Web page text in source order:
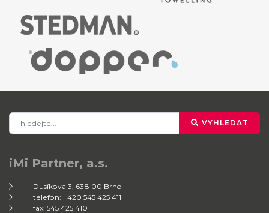
VYHLEDAT
iMi Partner, a.s.
Dusíkova 3, 638 00 Brno
telefon: +420 545 425 411
fax: 545 425 410